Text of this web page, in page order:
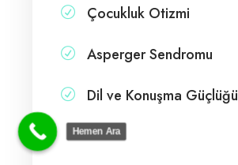
Çocukluk Otizmi
Asperger Sendromu
Dil ve Konuşma Güçlüğü
Hemen Ara